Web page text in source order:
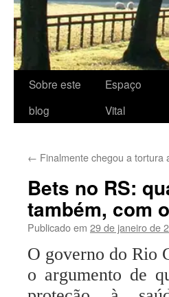
Sobre este
blog
Espaço
Vital
← Finalmente chegou a tortura
Bets no RS:
também, com
Publicado em 29 de janeiro de
O governo do Rio
o argumento de